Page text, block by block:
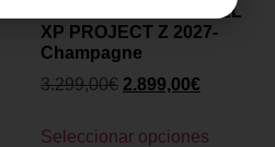
SENSA GIULIA GRAVEL
XP PROJECT Z 2027-
Champagne
3.299,00€ 2.899,00€
Seleccionar opciones